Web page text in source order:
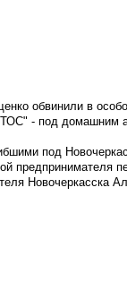
обвинили в
- под домашним
под
предпринимателя
Новочеркасска